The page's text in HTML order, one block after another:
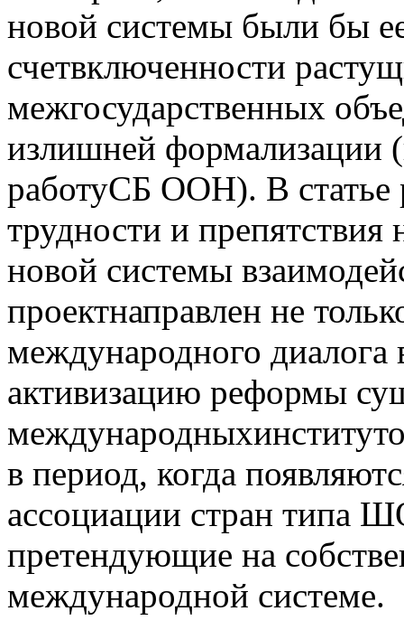
новой системы были бы
счетвключенности
межгосударственных
излишней формализации
работуСБ ООН). В статье
трудности и
новой системы
проектнаправлен не
международного
активизацию реформы
в период, когда
ассоциации стран
претендующие на
международной системе.